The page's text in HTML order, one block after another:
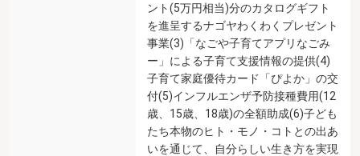
ント(5万円相当)分のカタログギフト
を進呈するナゴヤわくわくプレゼント
事業(3)「なごや子育てアプリなごみ
ー」による子育て支援情報の提供(4)
子育て家庭優待カード「ぴよか」の交
付(5)インフルエンザ予防接種費用(12
歳、15歳、18歳)の全額助成(6)子ども
たち本物のヒト・モノ・コトとの出あ
いを通じて、自分らしい生き方を実現